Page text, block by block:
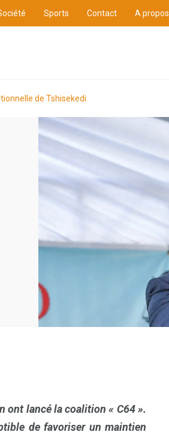
Sports Contact A propos
de Tshisekedi
ont lancé la coalition « C64 ».
de favoriser un maintien